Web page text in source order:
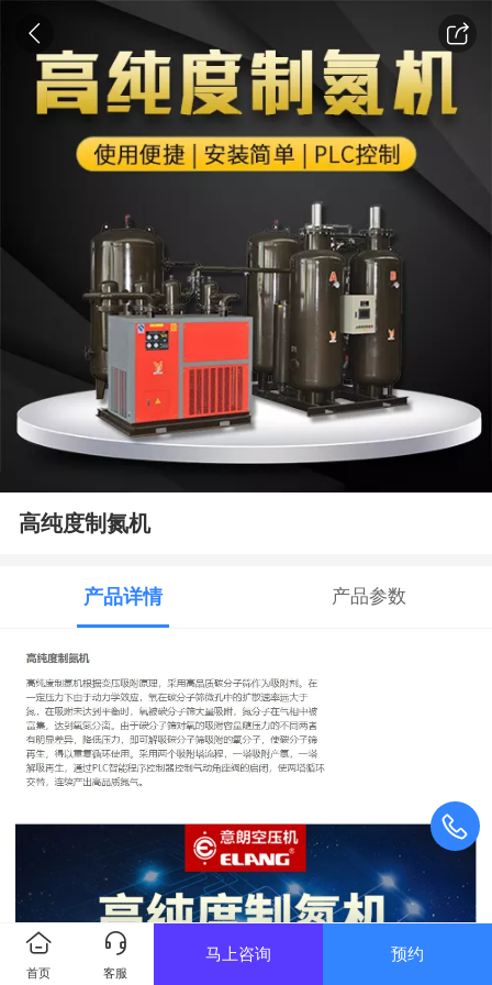
高纯度制氮机
产品详情 产品参数
首页 客服
马上咨询 预约